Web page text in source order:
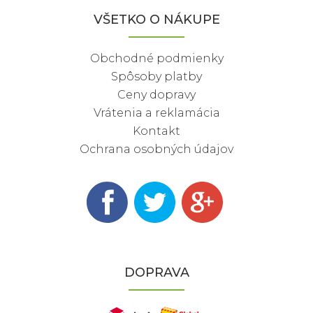
VŠETKO O NÁKUPE
Obchodné podmienky
Spôsoby platby
Ceny dopravy
Vrátenia a reklamácia
Kontakt
Ochrana osobných údajov
DOPRAVA